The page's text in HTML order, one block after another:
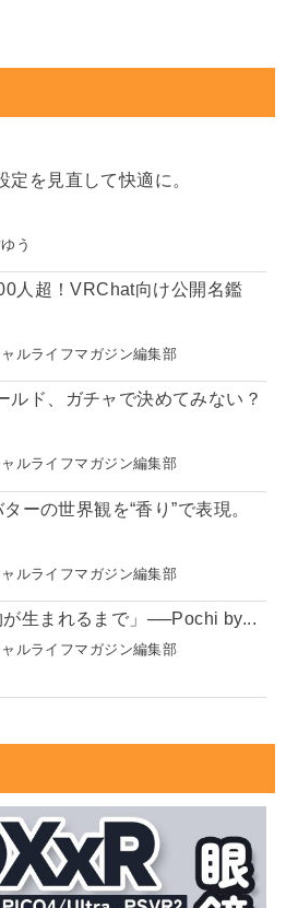
定を見直して快適に。
う
人超！VRChat向け公開名鑑
ルライフマガジン編集部
ルド、ガチャで決めてみない？
ルライフマガジン編集部
ーの世界観を“香り”で表現。
ルライフマガジン編集部
が生まれるまで」──Pochi by...
ルライフマガジン編集部